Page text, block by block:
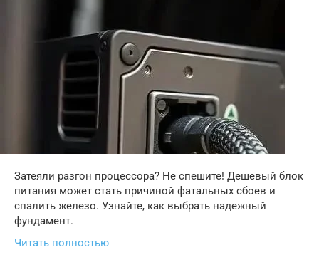
Затеяли разгон процессора? Не спешите! Дешевый блок
питания может стать причиной фатальных сбоев и
спалить железо. Узнайте, как выбрать надежный
фундамент.
Читать полностью